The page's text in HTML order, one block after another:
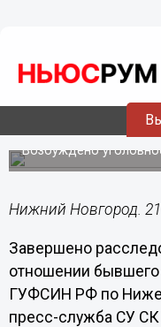
Сотрудник
деньги
телефоны
Возбуждено
Нижний Новгород. 21
Завершено
отношении
ГУФСИН РФ по
пресс-служба СУ